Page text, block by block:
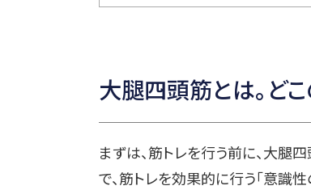
大腿四頭筋とは。ど
まずは、筋トレを行う前に、大腿
で、筋トレを効果的に行う「意識性